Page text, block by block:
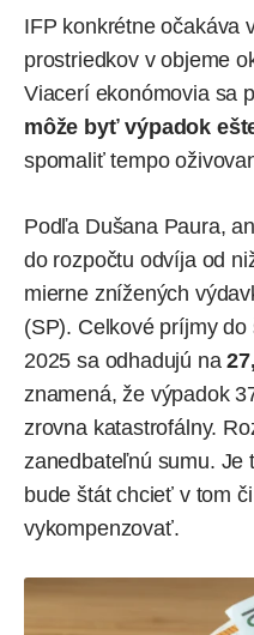
IFP konkrétne očakáva
prostriedkov v objeme
Viacerí ekonómovia sa
môže byť výpadok
spomaliť tempo
Podľa Dušana Paura,
do rozpočtu odvíja od
mierne znížených
(SP). Celkové príjmy
2025 sa odhadujú na
znamená, že výpadok
zrovna katastrofálny.
zanedbateľnú sumu. Je
bude štát chcieť v tom
vykompenzovať.